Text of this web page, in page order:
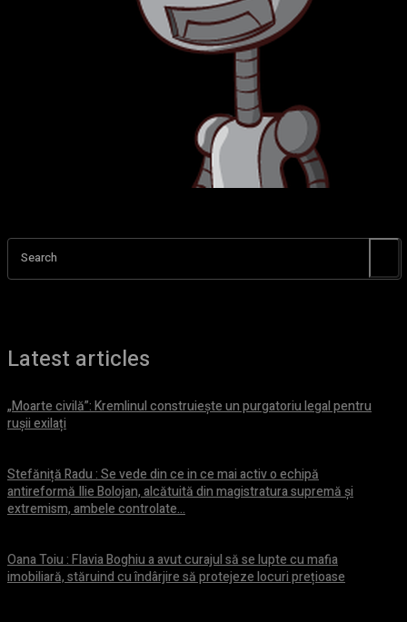
Search
Latest articles
„Moarte civilă”: Kremlinul construiește un purgatoriu legal pentru
rușii exilați
Stefăniță Radu : Se vede din ce in ce mai activ o echipă
antireformă Ilie Bolojan, alcătuită din magistratura supremă și
extremism, ambele controlate...
Oana Toiu : Flavia Boghiu a avut curajul să se lupte cu mafia
imobiliară, stăruind cu îndârjire să protejeze locuri prețioase